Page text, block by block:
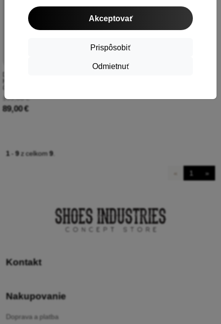
Akceptovať
Prispôsobiť
Odmietnuť
Kožené sandále na platforme
Čierne Hydro DM27296001
159,00 €
89,00 €
1 - 9z celkom9
1 »
Kontakt
Nakupovanie
Doprava a platba